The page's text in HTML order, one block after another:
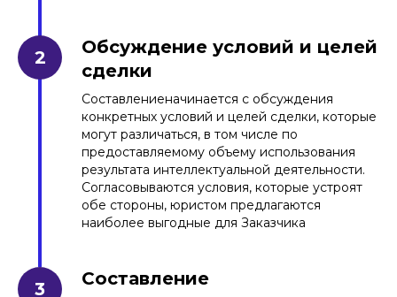
Обсуждение условий и целей
сделки
Составлениеначинается с обсуждения
конкретных условий и целей сделки, которые
могут различаться, в том числе по
предоставляемому объему использования
результата интеллектуальной деятельности.
Согласовываются условия, которые устроят
обе стороны, юристом предлагаются
наиболее выгодные для Заказчика
Составление